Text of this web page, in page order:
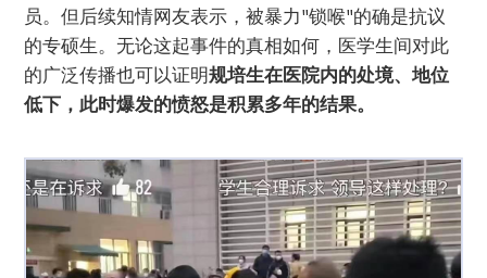
员。但后续知情网友表示，被暴力"锁喉"的确是抗议
的专硕生。无论这起事件的真相如何，医学生间对此
的广泛传播也可以证明规培生在医院内的处境、地位
低下，此时爆发的愤怒是积累多年的结果。